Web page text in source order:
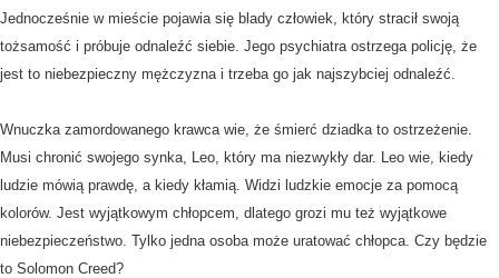
Jednocześnie w mieście pojawia się blady człowiek, który stracił swoją
tożsamość i próbuje odnaleźć siebie. Jego psychiatra ostrzega policję, że
jest to niebezpieczny mężczyzna i trzeba go jak najszybciej odnaleźć.
Wnuczka zamordowanego krawca wie, że śmierć dziadka to ostrzeżenie.
Musi chronić swojego synka, Leo, który ma niezwykły dar. Leo wie, kiedy
ludzie mówią prawdę, a kiedy kłamią. Widzi ludzkie emocje za pomocą
kolorów. Jest wyjątkowym chłopcem, dlatego grozi mu też wyjątkowe
niebezpieczeństwo. Tylko jedna osoba może uratować chłopca. Czy będzie
to Solomon Creed?